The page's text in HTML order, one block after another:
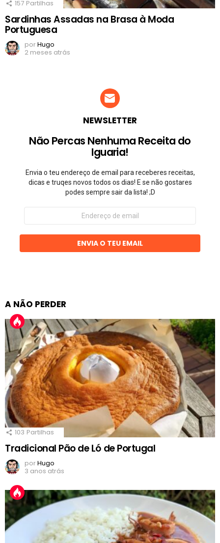
157 Partilhas
Sardinhas Assadas na Brasa à Moda
Portuguesa
porHugo
2 meses atrás
NEWSLETTER
Não Percas Nenhuma Receita do
Iguaria!
Envia o teu endereço de email para receberes receitas,
dicas e truqes novos todos os dias! E se não gostares
podes sempre sair da lista! ;D
Endereço
email
ENVIA O TEU EMAIL
A NÃO PERDER
103 Partilhas
Tradicional Pão de Ló de Portugal
porHugo
3 anos atrás